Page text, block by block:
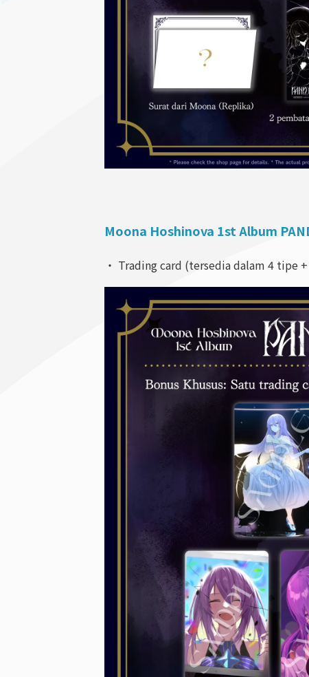
Moona Hoshinova 1st Album
・ Trading card (tersedia dalam 4 tipe